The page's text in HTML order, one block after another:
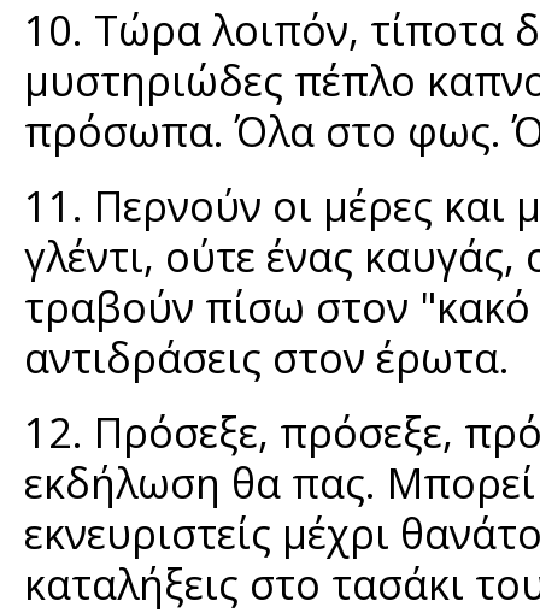
10. Τώρα λοιπόν, τίποτα
μυστηριώδες πέπλο
πρόσωπα. Όλα στο φως.
11. Περνούν οι μέρες και
γλέντι, ούτε ένας
τραβούν πίσω στον
αντιδράσεις στον έρωτα.
12. Πρόσεξε, πρόσεξε,
εκδήλωση θα πας. Μπορεί
εκνευριστείς μέχρι
καταλήξεις στο τασάκι